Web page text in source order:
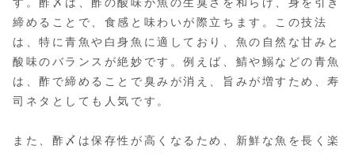
す。酢〆は、酢の酸味が魚の生臭さを和らげ、身を引き
締めることで、食感と味わいが際立ちます。この技法
は、特に青魚や白身魚に適しており、魚の自然な甘みと
酸味のバランスが絶妙です。例えば、鯖や鰯などの青魚
は、酢で締めることで臭みが消え、旨みが増すため、寿
司ネタとしても人気です。
また、酢〆は保存性が高くなるため、新鮮な魚を長く楽